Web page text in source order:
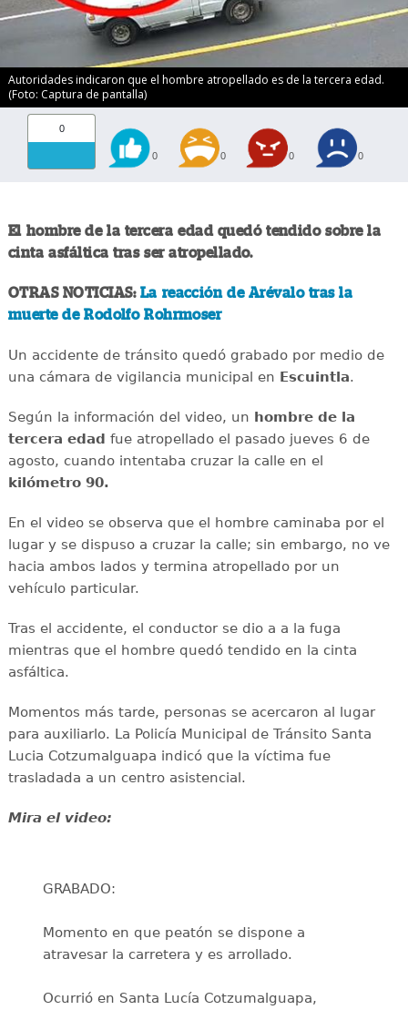
Autoridades indicaron que el hombre atropellado es de la tercera edad.
(Foto: Captura de pantalla)
0
0 0 0 0
El hombre de la tercera edad quedó tendido sobre la
cinta asfáltica tras ser atropellado.
OTRAS NOTICIAS: La reacción de Arévalo tras la
muerte de Rodolfo Rohrmoser
Un accidente de tránsito quedó grabado por medio de
una cámara de vigilancia municipal en Escuintla.
Según la información del video, un hombre de la
tercera edad fue atropellado el pasado jueves 6 de
agosto, cuando intentaba cruzar la calle en el
kilómetro 90.
En el video se observa que el hombre caminaba por el
lugar y se dispuso a cruzar la calle; sin embargo, no ve
hacia ambos lados y termina atropellado por un
vehículo particular.
Tras el accidente, el conductor se dio a a la fuga
mientras que el hombre quedó tendido en la cinta
asfáltica.
Momentos más tarde, personas se acercaron al lugar
para auxiliarlo. La Policía Municipal de Tránsito Santa
Lucia Cotzumalguapa indicó que la víctima fue
trasladada a un centro asistencial.
Mira el video:
GRABADO:
Momento en que peatón se dispone a
atravesar la carretera y es arrollado.
Ocurrió en Santa Lucía Cotzumalguapa,